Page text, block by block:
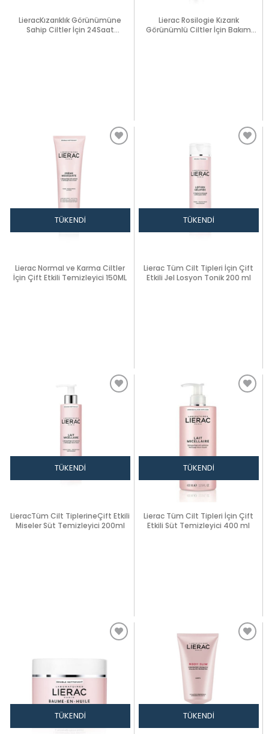
LieracKızarıklık Görünümüne
Sahip Ciltler İçin 24Saat
Lierac Rosilogie Kızarık
Görünümlü Ciltler İçin Bakım
TÜKENDI
Lierac Normal ve Karma Ciltler
İçin Çift Etkili Temizleyici 150ML
TÜKENDI
Lierac Tüm Cilt Tipleri İçin Çift
Etkili Jel Losyon Tonik 200 ml
TÜKENDI
LieracTüm Cilt TiplerineÇift Etkili
Miseler Süt Temizleyici 200ml
TÜKENDI
Lierac Tüm Cilt Tipleri İçin Çift
Etkili Süt Temizleyici 400 ml
TÜKENDI TÜKENDI